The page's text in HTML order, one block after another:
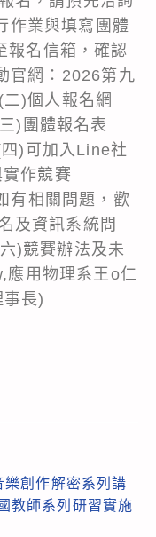
作業與填寫團體
報名信箱，確認
官網：2026第九
)個人報名網
)團體報名表
)可加入Line社
作競賽
相關問題，歡
及資訊系統問
)競賽辦法及未
用物理系王o仁
長)
創作解密系列講
教師系列研習實施